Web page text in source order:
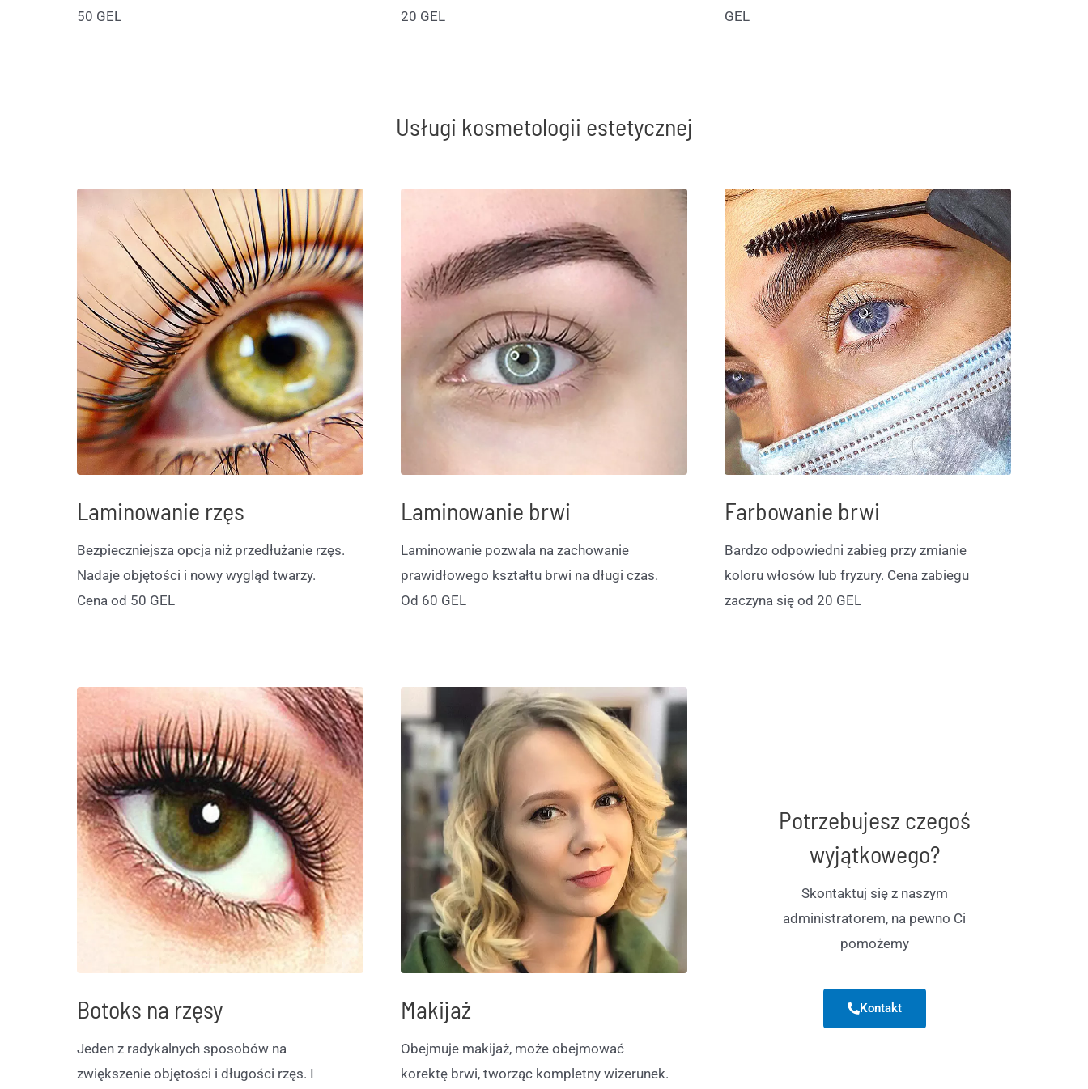
50 GEL
20 GEL
GEL
Usługi kosmetologii estetycznej
Laminowanie rzęs
Bezpieczniejsza opcja niż przedłużanie rzęs.
Nadaje objętości i nowy wygląd twarzy.
Cena od 50 GEL
Laminowanie brwi
Laminowanie pozwala na zachowanie
prawidłowego kształtu brwi na długi czas.
Od 60 GEL
Farbowanie brwi
Bardzo odpowiedni zabieg przy zmianie
koloru włosów lub fryzury. Cena zabiegu
zaczyna się od 20 GEL
Botoks na rzęsy
Jeden z radykalnych sposobów na
zwiększenie objętości i długości rzęs. I
Makijaż
Obejmuje makijaż, może obejmować
korektę brwi, tworząc kompletny wizerunek.
Potrzebujesz czegoś
wyjątkowego?
Skontaktuj się z naszym
administratorem, na pewno Ci
pomożemy
Kontakt